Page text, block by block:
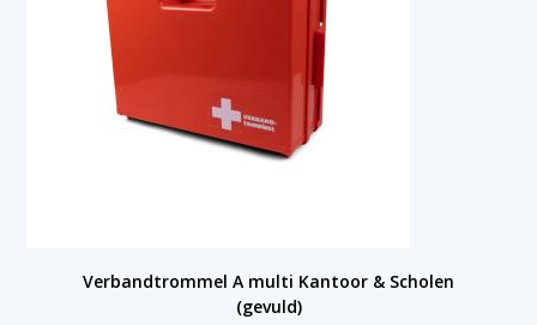
Verbandtrommel A multi Kantoor & Scholen
(gevuld)